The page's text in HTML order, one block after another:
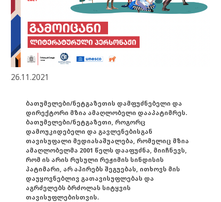
26.11.2021
ბათუმელები/ნეტგაზეთის დამფუძნებელი და
დირექტორი მზია ამაღლობელი დააპატიმრეს.
ბათუმელები/ნეტგაზეთი, როგორც
დამოუკიდებელი და გავლენებისგან
თავისუფალი მედიასაშუალება, რომელიც მზია
ამაღლობელმა 2001 წელს დააფუძნა, მიიჩნევს,
რომ ის არის რუსული რეჟიმის სინდისის
პატიმარი, არ აპირებს შეგუებას, ითხოვს მის
დაუყოვნებლივ გათავისუფლებას და
აგრძელებს ბრძოლას სიტყვის
თავისუფლებისთვის.